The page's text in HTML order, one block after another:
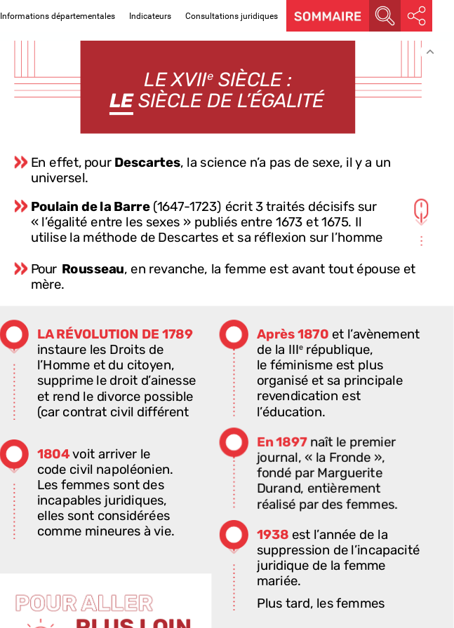
Informations départementales Indicateurs Consultations juridiques
En effet, pour Descartes, la science n’a pas de sexe, ilya un
universel.
Pour Rousseau, en revanche, la femme est avant tout épouse et
mère.
LE XVIIe SIÈCLE :
LE SIÈCLE DE L’ÉGALITÉ
En1897 naît le premier
journal, « la Fronde »,
fondé par Marguerite
Durand, entièrement
réalisé par des femmes.
Après 1870 et l’avènement
de la IIIe république,
le féminisme est plus
organisé et sa principale
revendication est
l’éducation.
Poulain de la Barre (1647-1723) écrit 3traités décisifs sur
« l’égalité entre les sexes » publiés entre 1673 et 1675. Il
utilise la méthode de Descartes et sa réflexion sur l’homme
de vue physiologique que psychologique. Il discute les thèses
desthéoriciens
des sourcestraditionnelles d’autorité : le savant, le prêtre, le
noble.
LA RÉVOLUTION DE 1789
instaure les Droits de
l’Homme et du citoyen,
supprime le droit d’ainesse
et rend le divorce possible
(car contrat civil différent
n’a toujours pas de
politique car elle ne
dispose pas du droit de
vote. La sphère de la
décision reste masculine.
1804voit arriver le
code civil napoléonien.
Les femmes sont des
incapables juridiques,
elles sont considérées
comme mineures à vie.
établissements religieux.
Mais grâce à la création,
les femmes deviennent
1938 est l’année de la
suppression de l’incapacité
juridique de la femme
mariée.
Plus tard, les femmes